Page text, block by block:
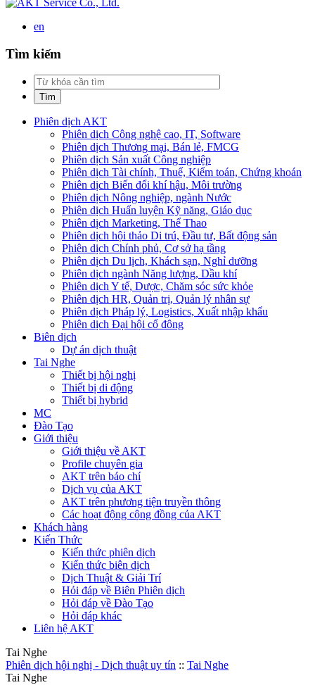
en
Tìm kiếm
Phiên dịch AKT
Phiên dịch Công nghệ cao, IT, Software
Phiên dịch Thương mại, Bán lẻ, FMCG
Phiên dịch Sản xuất Công nghiệp
Phiên dịch Tài chính, Thuế, Kiểm toán, Chứng khoán
Phiên dịch Biến đổi khí hậu, Môi trường
Phiên dịch Nông nghiệp, ngành Nước
Phiên dịch Huấn luyện Kỹ năng, Giáo dục
Phiên dịch Marketing, Thể Thao
Phiên dịch hội thảo Di trú, Đầu tư, Bất động sản
Phiên dịch Chính phủ, Cơ sở hạ tầng
Phiên dịch Du lịch, Khách sạn, Nghỉ dưỡng
Phiên dịch ngành Năng lượng, Dầu khí
Phiên dịch Y tế, Dược, Chăm sóc sức khỏe
Phiên dịch HR, Quản trị, Quản lý nhân sự
Phiên dịch Pháp lý, Logistics, Xuất nhập khẩu
Phiên dịch Đại hội cổ đông
Biên dịch
Dự án dịch thuật
Tai Nghe
Thiết bị hội nghị
Thiết bị di động
Thiết bị hybrid
MC
Đào Tạo
Giới thiệu
Giới thiệu về AKT
Profile chuyên gia
AKT trên báo chí
Dịch vụ của AKT
AKT trên phương tiện truyền thông
Các hoạt động cộng đồng của AKT
Khách hàng
Kiến Thức
Kiến thức phiên dịch
Kiến thức biên dịch
Dịch Thuật & Giải Trí
Hỏi đáp về Biên Phiên dịch
Hỏi đáp về Đào Tạo
Hỏi đáp khác
Liên hệ AKT
Tai Nghe
Phiên dịch hội nghị - Dịch thuật uy tín :: Tai Nghe
Tai Nghe